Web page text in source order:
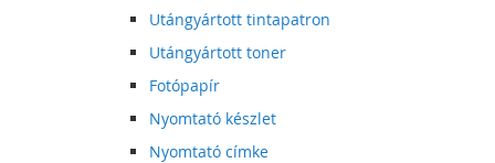
Utángyártott tintapatron
Utángyártott toner
Fotópapír
Nyomtató készlet
Nyomtató címke